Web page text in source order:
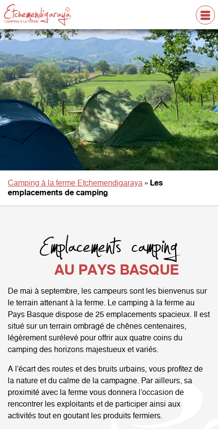
Camping à la ferme Etchemendigaraya» Les
emplacements de camping
Emplacements camping
AU PAYS BASQUE
De mai à septembre, les campeurs sont les bienvenus sur
le terrain attenant à la ferme. Le camping à la ferme au
Pays Basque dispose de 25 emplacements spacieux. Il est
situé sur un terrain ombragé de chênes centenaires,
légèrement surélevé pour offrir aux quatre coins du
camping des horizons majestueux et variés.
A l’écart des routes et des bruits urbains, vous profitez de
la nature et du calme de la campagne. Par ailleurs, sa
proximité avec la ferme vous donnera l’occasion de
rencontrer les exploitants et de participer ainsi aux
activités tout en goutant les produits fermiers.